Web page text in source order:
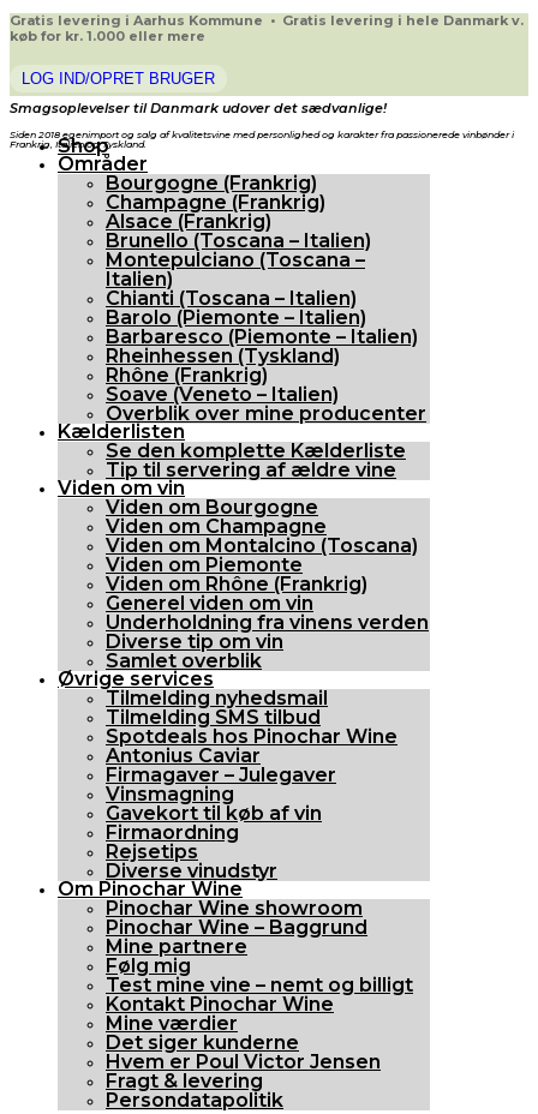
Gratis levering i Aarhus Kommune • Gratis levering i hele Danmark v.
køb for kr. 1.000 eller mere
LOG IND/OPRET BRUGER
Smagsoplevelser til Danmark udover det sædvanlige!
Siden 2018 egenimport og salg af kvalitetsvine med personlighed og karakter fra passionerede vinbønder i
Frankrig, Italien og Tyskland.
Shop
Områder
Bourgogne (Frankrig)
Champagne (Frankrig)
Alsace (Frankrig)
Brunello (Toscana – Italien)
Montepulciano (Toscana –
Italien)
Chianti (Toscana – Italien)
Barolo (Piemonte – Italien)
Barbaresco (Piemonte – Italien)
Rheinhessen (Tyskland)
Rhône (Frankrig)
Soave (Veneto – Italien)
Overblik over mine producenter
Kælderlisten
Se den komplette Kælderliste
Tip til servering af ældre vine
Viden om vin
Viden om Bourgogne
Viden om Champagne
Viden om Montalcino (Toscana)
Viden om Piemonte
Viden om Rhône (Frankrig)
Generel viden om vin
Underholdning fra vinens verden
Diverse tip om vin
Samlet overblik
Øvrige services
Tilmelding nyhedsmail
Tilmelding SMS tilbud
Spotdeals hos Pinochar Wine
Antonius Caviar
Firmagaver – Julegaver
Vinsmagning
Gavekort til køb af vin
Firmaordning
Rejsetips
Diverse vinudstyr
Om Pinochar Wine
Pinochar Wine showroom
Pinochar Wine – Baggrund
Mine partnere
Følg mig
Test mine vine – nemt og billigt
Kontakt Pinochar Wine
Mine værdier
Det siger kunderne
Hvem er Poul Victor Jensen
Fragt & levering
Persondatapolitik